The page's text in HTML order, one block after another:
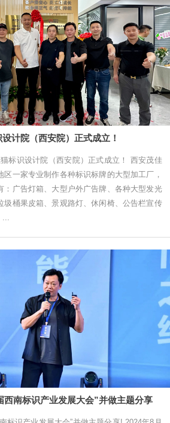
计院（西安院）正式成立！
标识设计院（西安院）正式成立！ 西安茂佳
一家专业制作各种标识标牌的大型加工厂，
：广告灯箱、大型户外广告牌、各种大型发光
圾桶果皮箱、景观路灯、休闲椅、公告栏宣传
西南标识产业发展大会”并做主题分享